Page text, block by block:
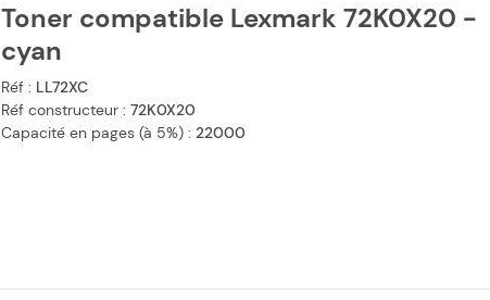
Toner compatible Lexmark 72K0X20 -
cyan
Réf : LL72XC
Réf constructeur : 72K0X20
Capacité en pages (à 5%) : 22000